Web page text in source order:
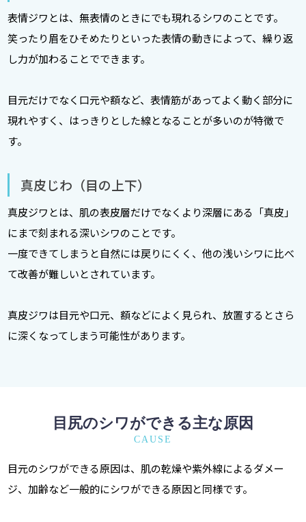
表情ジワとは、無表情のときにでも現れるシワのことです。
笑ったり眉をひそめたりといった表情の動きによって、繰り返
し力が加わることでできます。
目元だけでなく口元や額など、表情筋があってよく動く部分に
現れやすく、はっきりとした線となることが多いのが特徴で
す。
真皮じわ（目の上下）
真皮ジワとは、肌の表皮層だけでなくより深層にある「真皮」
にまで刻まれる深いシワのことです。
一度できてしまうと自然には戻りにくく、他の浅いシワに比べ
て改善が難しいとされています。
真皮ジワは目元や口元、額などによく見られ、放置するとさら
に深くなってしまう可能性があります。
目尻のシワができる主な原因
CAUSE
目元のシワができる原因は、肌の乾燥や紫外線によるダメー
ジ、加齢など一般的にシワができる原因と同様です。